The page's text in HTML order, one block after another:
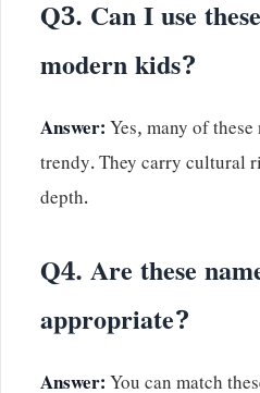
Q3. Can I use
modern kids?
Answer:Yes, many of
trendy. They carry cultural
depth.
Q4. Are these
appropriate?
Answer:You can match